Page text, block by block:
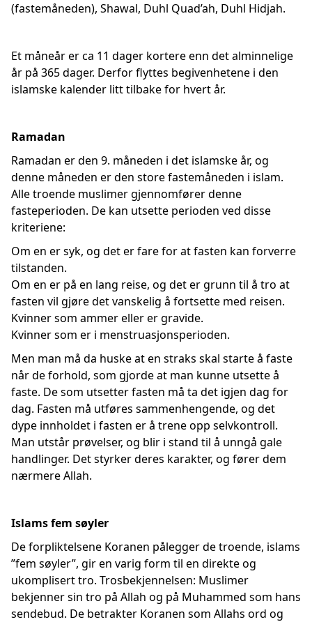
(fastemåneden), Shawal, Duhl Quad’ah, Duhl Hidjah.
Et måneår er ca 11 dager kortere enn det alminnelige
år på 365 dager. Derfor flyttes begivenhetene i den
islamske kalender litt tilbake for hvert år.
Ramadan
Ramadan er den 9. måneden i det islamske år, og
denne måneden er den store fastemåneden i islam.
Alle troende muslimer gjennomfører denne
fasteperioden. De kan utsette perioden ved disse
kriteriene:
Om en er syk, og det er fare for at fasten kan forverre
tilstanden.
Om en er på en lang reise, og det er grunn til å tro at
fasten vil gjøre det vanskelig å fortsette med reisen.
Kvinner som ammer eller er gravide.
Kvinner som er i menstruasjonsperioden.
Men man må da huske at en straks skal starte å faste
når de forhold, som gjorde at man kunne utsette å
faste. De som utsetter fasten må ta det igjen dag for
dag. Fasten må utføres sammenhengende, og det
dype innholdet i fasten er å trene opp selvkontroll.
Man utstår prøvelser, og blir i stand til å unngå gale
handlinger. Det styrker deres karakter, og fører dem
nærmere Allah.
Islams fem søyler
De forpliktelsene Koranen pålegger de troende, islams
”fem søyler”, gir en varig form til en direkte og
ukomplisert tro. Trosbekjennelsen: Muslimer
bekjenner sin tro på Allah og på Muhammed som hans
sendebud. De betrakter Koranen som Allahs ord og